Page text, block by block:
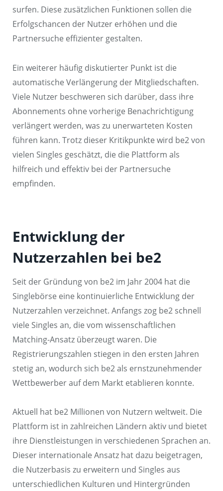
surfen. Diese zusätzlichen Funktionen sollen die
Erfolgschancen der Nutzer erhöhen und die
Partnersuche effizienter gestalten.
Ein weiterer häufig diskutierter Punkt ist die
automatische Verlängerung der Mitgliedschaften.
Viele Nutzer beschweren sich darüber, dass ihre
Abonnements ohne vorherige Benachrichtigung
verlängert werden, was zu unerwarteten Kosten
führen kann. Trotz dieser Kritikpunkte wird be2 von
vielen Singles geschätzt, die die Plattform als
hilfreich und effektiv bei der Partnersuche
empfinden.
Entwicklung der
Nutzerzahlen bei be2
Seit der Gründung von be2 im Jahr 2004 hat die
Singlebörse eine kontinuierliche Entwicklung der
Nutzerzahlen verzeichnet. Anfangs zog be2 schnell
viele Singles an, die vom wissenschaftlichen
Matching-Ansatz überzeugt waren. Die
Registrierungszahlen stiegen in den ersten Jahren
stetig an, wodurch sich be2 als ernstzunehmender
Wettbewerber auf dem Markt etablieren konnte.
Aktuell hat be2 Millionen von Nutzern weltweit. Die
Plattform ist in zahlreichen Ländern aktiv und bietet
ihre Dienstleistungen in verschiedenen Sprachen an.
Dieser internationale Ansatz hat dazu beigetragen,
die Nutzerbasis zu erweitern und Singles aus
unterschiedlichen Kulturen und Hintergründen